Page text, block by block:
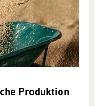
Produktion